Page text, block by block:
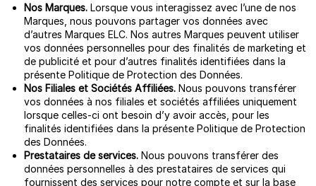
Nos Marques. Lorsque vous interagissez avec l’une de nos
Marques, nous pouvons partager vos données avec
d’autres Marques ELC. Nos autres Marques peuvent utiliser
vos données personnelles pour des finalités de marketing et
de publicité et pour d’autres finalités identifiées dans la
présente Politique de Protection des Données.
Nos Filiales et Sociétés Affiliées. Nous pouvons transférer
vos données à nos filiales et sociétés affiliées uniquement
lorsque celles-ci ont besoin d’y avoir accès, pour les
finalités identifiées dans la présente Politique de Protection
des Données.
Prestataires de services. Nous pouvons transférer des
données personnelles à des prestataires de services qui
fournissent des services pour notre compte et sur la base